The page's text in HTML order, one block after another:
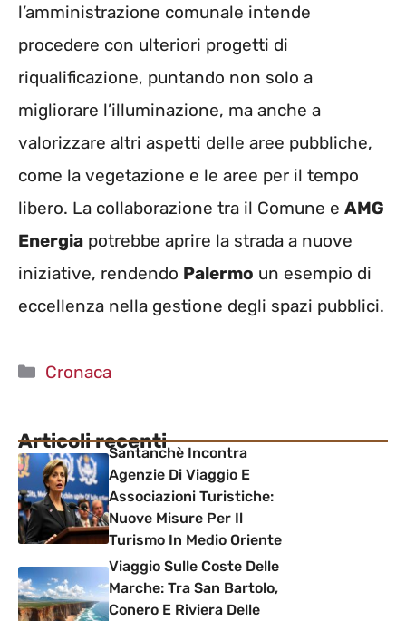
l’amministrazione comunale intende
procedere con ulteriori progetti di
riqualificazione, puntando non solo a
migliorare l’illuminazione, ma anche a
valorizzare altri aspetti delle aree pubbliche,
come la vegetazione e le aree per il tempo
libero. La collaborazione tra il Comune e AMG
Energia potrebbe aprire la strada a nuove
iniziative, rendendo Palermo un esempio di
eccellenza nella gestione degli spazi pubblici.
Categorie
Cronaca
Articoli recentiSantanchè Incontra
Agenzie Di Viaggio E
Associazioni Turistiche:
Nuove Misure Per Il
Turismo In Medio Oriente
Viaggio Sulle Coste Delle
Marche: Tra San Bartolo,
Conero E Riviera Delle